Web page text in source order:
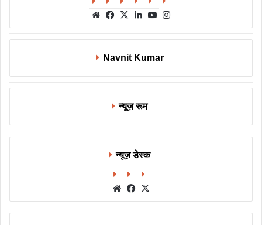
WebsiteFacebook
X LinkedInYouTube
Navnit Kumar
न्यूज़ रूम
न्यूज़ डेस्क
WebsiteFacebook